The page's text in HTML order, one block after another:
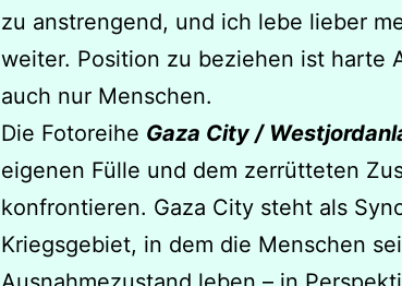
zu anstrengend, und ich lebe lieber
weiter. Position zu beziehen ist harte
auch nur Menschen.
Die Fotoreihe Gaza City /
eigenen Fülle und dem zerrütteten
konfrontieren. Gaza City steht als
Kriegsgebiet, in dem die Menschen